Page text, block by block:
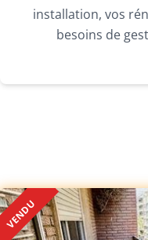
installation, vos
besoins de
VENDU